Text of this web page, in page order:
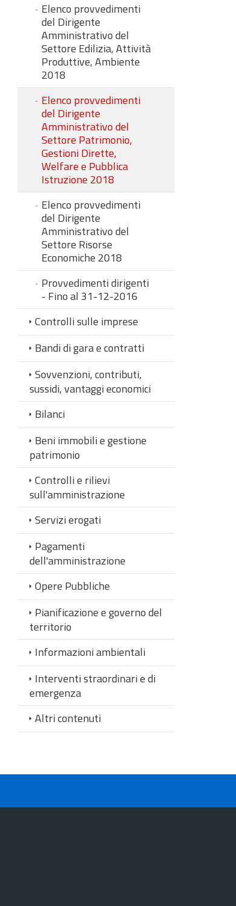
Elenco provvedimenti
del Dirigente
Amministrativo del
Settore Edilizia, Attività
Produttive, Ambiente
2018
Elenco provvedimenti
del Dirigente
Amministrativo del
Settore Patrimonio,
Gestioni Dirette,
Welfare e Pubblica
Istruzione 2018
Elenco provvedimenti
del Dirigente
Amministrativo del
Settore Risorse
Economiche 2018
Provvedimenti dirigenti
- Fino al 31-12-2016
Controlli sulle imprese
Bandi di gara e contratti
Sovvenzioni, contributi,
sussidi, vantaggi economici
Bilanci
Beni immobili e gestione
patrimonio
Controlli e rilievi
sull'amministrazione
Servizi erogati
Pagamenti
dell'amministrazione
Opere Pubbliche
Pianificazione e governo del
territorio
Informazioni ambientali
Interventi straordinari e di
emergenza
Altri contenuti